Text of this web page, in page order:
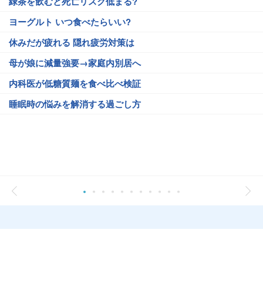
ヨーグルト いつ食べたらいい?
休みだが疲れる 隠れ疲労対策は
母が娘に減量強要→家庭内別居へ
内科医が低糖質麺を食べ比べ検証
睡眠時の悩みを解消する過ごし方